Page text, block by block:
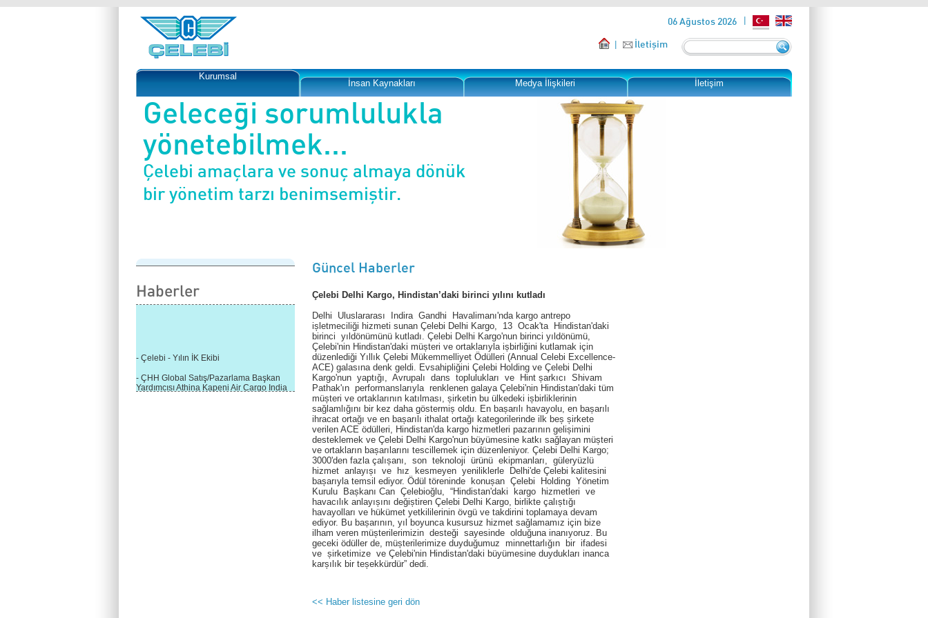
06 Ağustos 2026
İletişim
Kurumsal
İnsan Kaynakları Medya İlişkileri İletişim
Geleceği sorumlulukla
yönetebilmek...
Çelebi amaçlara ve sonuç almaya dönük
bir yönetim tarzı benimsemiştir.
Haberler
- Çelebi - Yılın İK Ekibi
- ÇHH Global Satış/Pazarlama Başkan
Yardımcısı Athina Kapeni Air Cargo India
Güncel Haberler
Çelebi Delhi Kargo, Hindistan’daki birinci yılını kutladı
Delhi Uluslararası Indira Gandhi Havalimanı'nda kargo antrepo
ișletmeciliği hizmeti sunan Çelebi Delhi Kargo, 13 Ocak'ta Hindistan'daki
birinci yıldönümünü kutladı. Çelebi Delhi Kargo'nun birinci yıldönümü,
Çelebi'nin Hindistan'daki müșteri ve ortaklarıyla ișbirliğini kutlamak için
düzenlediği Yıllık Çelebi Mükemmelliyet Ödülleri (Annual Celebi Excellence-
ACE) galasına denk geldi. Evsahipliğini Çelebi Holding ve Çelebi Delhi
Kargo'nun yaptığı, Avrupalı dans toplulukları ve Hint șarkıcı Shivam
Pathak'ın performanslarıyla renklenen galaya Çelebi'nin Hindistan'daki tüm
müșteri ve ortaklarının katılması, șirketin bu ülkedeki ișbirliklerinin
sağlamlığını bir kez daha göstermiș oldu. En bașarılı havayolu, en bașarılı
ihracat ortağı ve en bașarılı ithalat ortağı kategorilerinde ilk beș șirkete
verilen ACE ödülleri, Hindistan'da kargo hizmetleri pazarının gelișimini
desteklemek ve Çelebi Delhi Kargo'nun büyümesine katkı sağlayan müșteri
ve ortakların bașarılarını tescillemek için düzenleniyor. Çelebi Delhi Kargo;
3000'den fazla çalıșanı, son teknoloji ürünü ekipmanları, güleryüzlü
hizmet anlayıșı ve hız kesmeyen yeniliklerle Delhi'de Çelebi kalitesini
bașarıyla temsil ediyor. Ödül töreninde konușan Çelebi Holding Yönetim
Kurulu Bașkanı Can Çelebioğlu, “Hindistan'daki kargo hizmetleri ve
havacılık anlayıșını değiștiren Çelebi Delhi Kargo, birlikte çalıștığı
havayolları ve hükümet yetkililerinin övgü ve takdirini toplamaya devam
ediyor. Bu bașarının, yıl boyunca kusursuz hizmet sağlamamız için bize
ilham veren müșterilerimizin desteği sayesinde olduğuna inanıyoruz. Bu
geceki ödüller de, müșterilerimize duyduğumuz minnettarlığın bir ifadesi
ve șirketimize ve Çelebi'nin Hindistan'daki büyümesine duydukları inanca
karșılık bir teșekkürdür” dedi.
<< Haber listesine geri dön